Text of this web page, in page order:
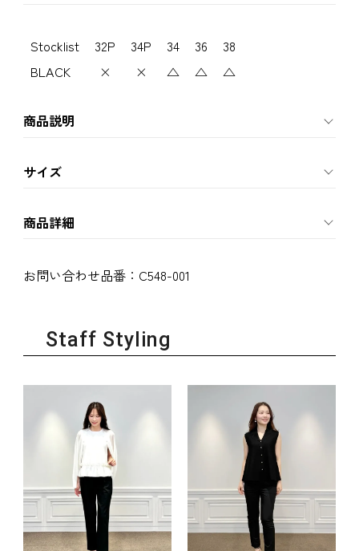
Stocklist 32P 34P 34 36
38
BLACK
× × △ △ △
商品説明
サイズ
商品詳細
お問い合わせ品番： C548-001
Staff Styling